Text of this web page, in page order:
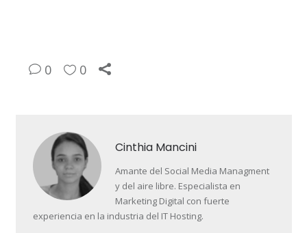
0 0
Cinthia Mancini
Amante del Social Media Managment
y del aire libre. Especialista en
Marketing Digital con fuerte
experiencia en la industria del IT Hosting.